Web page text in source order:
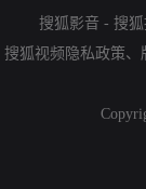
搜狐影音 - 搜
搜狐视频隐私政策、